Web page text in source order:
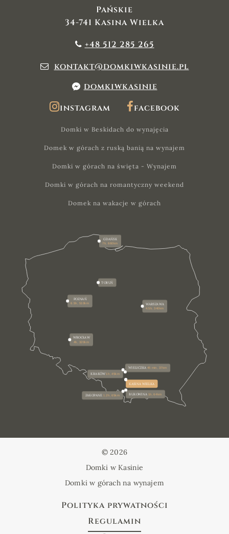
Pańskie
34-741 Kasina Wielka
+48 512 285 265
kontakt@domkiwkasinie.pl
domkiwkasinie
instagram
facebook
Domki w Beskidach do wynajęcia
Domek w górach z ruską banią na wynajem
Domki w górach na święta - Wynajem
Domki w górach na romantyczny weekend
Domek na wakacje w górach
KASINA WIELKA
TORUŃ
GDAŃSK
7h, 660km
POZNAŃ
6.5h, 510km WARSZAWA
4.5h, 340km
WROCŁAW
4h, 320km
KRAKÓW 1h, 45km
WIELICZKA 45 min, 37km
ZAKOPANE 1.2h, 65km BUKOWINA 1h, 64km
© 2026
Domki w Kasinie
Domki w górach na wynajem
Polityka prywatności
Regulamin